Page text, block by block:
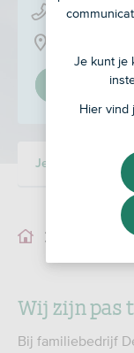
0561 - 22
Stel in als
Je adviseur
Wij zijn pas
Bij familiebedrijf
Je kunt je
Hier vind